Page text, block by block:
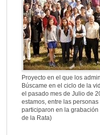
307.
Proyecto en el que los
Búscame en el ciclo de la
el pasado mes de Julio de
estamos, entre las personas
participaron en la
de la Rata)